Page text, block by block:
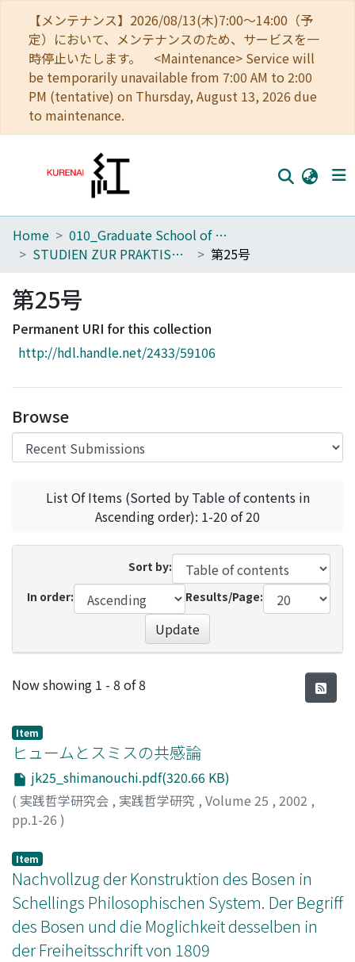
【メンテナンス】2026/08/13(木)7:00～14:00（予
定）において、メンテナンスのため、サービスを一
時停止いたします。 <Maintenance> Service will
be temporarily unavailable from 7:00 AM to 2:00
PM (tentative) on Thursday, August 13, 2026 due
to maintenance.
Home
Browse
Download Ranking
Access Statistics
Home
010_Graduate School of Letters
STUDIEN ZUR PRAKTISCHEN PHILOSOPHIE
第25号
第25号
Permanent URI for this collection
http://hdl.handle.net/2433/59106
Browse
List Of Items (Sorted by Table of contents in
Ascending order): 1-20 of 20
Sort by:
In order:
Results/Page:
Update
Recent Submissions
Now showing 1 - 8 of 8
Item
ヒュームとスミスの共感論
jk25_shimanouchi.pdf(320.66 KB)
( 実践哲学研究会 , 実践哲学研究 , Volume 25 , 2002 ,
pp.1-26 )
Item
Nachvollzug der Konstruktion des Bosen in
Schellings Philosophischen System. Der Begriff
des Bosen und die Moglichkeit desselben in
der Freiheitsschrift von 1809